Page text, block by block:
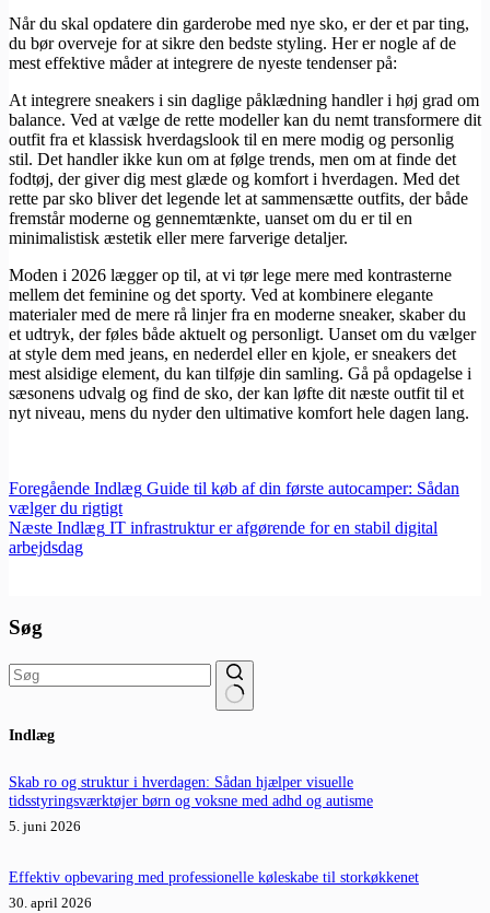
Når du skal opdatere din garderobe med nye sko, er der et par ting,
du bør overveje for at sikre den bedste styling. Her er nogle af de
mest effektive måder at integrere de nyeste tendenser på:
At integrere sneakers i sin daglige påklædning handler i høj grad om
balance. Ved at vælge de rette modeller kan du nemt transformere dit
outfit fra et klassisk hverdagslook til en mere modig og personlig
stil. Det handler ikke kun om at følge trends, men om at finde det
fodtøj, der giver dig mest glæde og komfort i hverdagen. Med det
rette par sko bliver det legende let at sammensætte outfits, der både
fremstår moderne og gennemtænkte, uanset om du er til en
minimalistisk æstetik eller mere farverige detaljer.
Moden i 2026 lægger op til, at vi tør lege mere med kontrasterne
mellem det feminine og det sporty. Ved at kombinere elegante
materialer med de mere rå linjer fra en moderne sneaker, skaber du
et udtryk, der føles både aktuelt og personligt. Uanset om du vælger
at style dem med jeans, en nederdel eller en kjole, er sneakers det
mest alsidige element, du kan tilføje din samling. Gå på opdagelse i
sæsonens udvalg og find de sko, der kan løfte dit næste outfit til et
nyt niveau, mens du nyder den ultimative komfort hele dagen lang.
Foregående Indlæg Guide til køb af din første autocamper: Sådan
vælger du rigtigt
Næste Indlæg IT infrastruktur er afgørende for en stabil digital
arbejdsdag
Søg
resultater
Indlæg
Skab ro og struktur i hverdagen: Sådan hjælper visuelle
tidsstyringsværktøjer børn og voksne med adhd og autisme
5. juni 2026
Effektiv opbevaring med professionelle køleskabe til storkøkkenet
30. april 2026